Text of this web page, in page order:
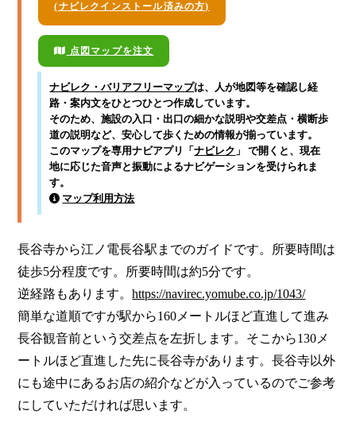
(ナビレクインストール済みの方)
点図マップを注文
ナビレク・バリアフリーマップは、人が地図等を確認し経
路・案内文をひとつひとつ作成しています。
そのため、施設の入口・出口の細かな説明や交差点・横断歩
道の説明など、安心して歩くための情報が揃っています。
このマップを専用ナビアプリ「ナビレク 」 で開くと、現在
地に応じた音声と振動によるナビゲーションを受けられま
す。
マップ利用方法
長谷寺から江ノ電長谷駅までのガイドです。所要時間は
徒歩5分程度です。所要時間は約5分です。
逆経路もあります。https://navirec.yomube.co.jp/1043/
簡単な道順ですが駅から160メートルほど直進して進み
長谷観音前という交差点を左折します。そこから130メ
ートルほど直進した先に長谷寺があります。長谷寺以外
にも途中にあるお店の紹介などが入っているのでご参考
にしていただければ思います。